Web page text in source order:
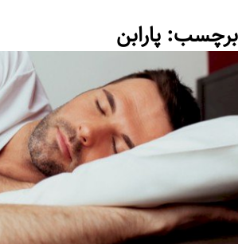
برچسب: پارابن